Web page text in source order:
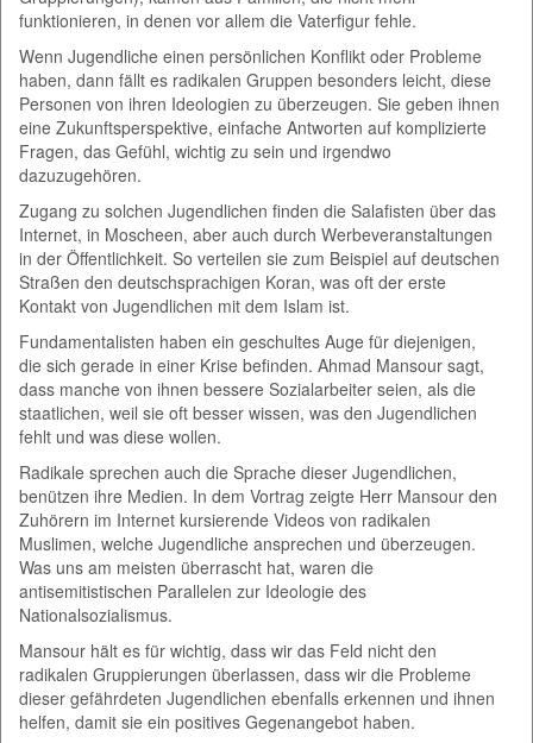
funktionieren, in denen vor allem die Vaterfigur fehle.
Wenn Jugendliche einen persönlichen Konflikt oder Probleme
haben, dann fällt es radikalen Gruppen besonders leicht, diese
Personen von ihren Ideologien zu überzeugen. Sie geben ihnen
eine Zukunftsperspektive, einfache Antworten auf komplizierte
Fragen, das Gefühl, wichtig zu sein und irgendwo
dazuzugehören.
Zugang zu solchen Jugendlichen finden die Salafisten über das
Internet, in Moscheen, aber auch durch Werbeveranstaltungen
in der Öffentlichkeit. So verteilen sie zum Beispiel auf deutschen
Straßen den deutschsprachigen Koran, was oft der erste
Kontakt von Jugendlichen mit dem Islam ist.
Fundamentalisten haben ein geschultes Auge für diejenigen,
die sich gerade in einer Krise befinden. Ahmad Mansour sagt,
dass manche von ihnen bessere Sozialarbeiter seien, als die
staatlichen, weil sie oft besser wissen, was den Jugendlichen
fehlt und was diese wollen.
Radikale sprechen auch die Sprache dieser Jugendlichen,
benützen ihre Medien. In dem Vortrag zeigte Herr Mansour den
Zuhörern im Internet kursierende Videos von radikalen
Muslimen, welche Jugendliche ansprechen und überzeugen.
Was uns am meisten überrascht hat, waren die
antisemitistischen Parallelen zur Ideologie des
Nationalsozialismus.
Mansour hält es für wichtig, dass wir das Feld nicht den
radikalen Gruppierungen überlassen, dass wir die Probleme
dieser gefährdeten Jugendlichen ebenfalls erkennen und ihnen
helfen, damit sie ein positives Gegenangebot haben.